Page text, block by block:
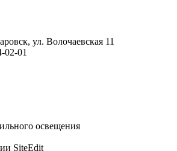
ул. Волочаевская 11
02-01
освещения
SiteEdit